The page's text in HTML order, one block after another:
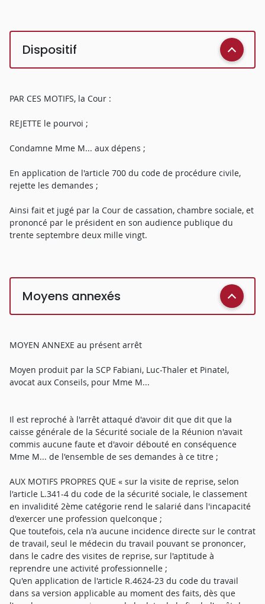
Dispositif
PAR CES MOTIFS, la Cour :
REJETTE le pourvoi ;
Condamne Mme M... aux dépens ;
En application de l'article 700 du code de procédure civile,
rejette les demandes ;
Ainsi fait et jugé par la Cour de cassation, chambre sociale, et
prononcé par le président en son audience publique du
trente septembre deux mille vingt.
Moyens annexés
MOYEN ANNEXE au présent arrêt
Moyen produit par la SCP Fabiani, Luc-Thaler et Pinatel,
avocat aux Conseils, pour Mme M...
Il est reproché à l'arrêt attaqué d'avoir dit que dit que la
caisse générale de la Sécurité sociale de la Réunion n'avait
commis aucune faute et d'avoir débouté en conséquence
Mme M... de l'ensemble de ses demandes à ce titre ;
AUX MOTIFS PROPRES QUE « sur la visite de reprise, selon
l'article L.341-4 du code de la sécurité sociale, le classement
en invalidité 2ème catégorie rend le salarié dans l'incapacité
d'exercer une profession quelconque ;
Que toutefois, cela n'a aucune incidence directe sur le contrat
de travail, seul le médecin du travail pouvant se prononcer,
dans le cadre des visites de reprise, sur l'aptitude à
reprendre une activité professionnelle ;
Qu'en application de l'article R.4624-23 du code du travail
dans sa version applicable au moment des faits, dès que